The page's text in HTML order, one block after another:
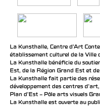
La Kunsthalle, Centre d’Art
établissement culturel de la Ville
La Kunsthalle bénéficie du
Est, de la Région Grand Est et
La Kunsthalle fait partie des
développement des centres
Plan d’Est – Pôle arts visuels
La Kunsthalle est ouverte au